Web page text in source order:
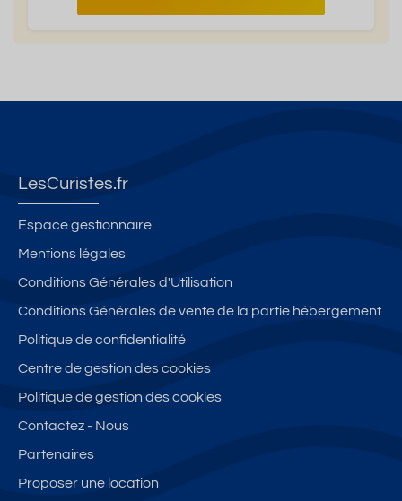
LesCuristes.fr
Espace gestionnaire
Mentions légales
Conditions Générales d'Utilisation
Conditions Générales de vente de la partie hébergement
Politique de confidentialité
Centre de gestion des cookies
Politique de gestion des cookies
Contactez - Nous
Partenaires
Proposer une location